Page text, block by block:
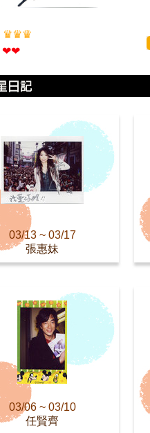
♛♛♛
❤❤
03/13 ~ 03/17
張惠妹
03/06 ~ 03/10
任賢齊